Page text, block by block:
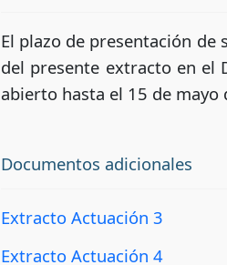
El plazo de presentación
del presente extracto en el
abierto hasta el 15 de mayo
Documentos adicionales
Extracto Actuación 3
Extracto Actuación 4